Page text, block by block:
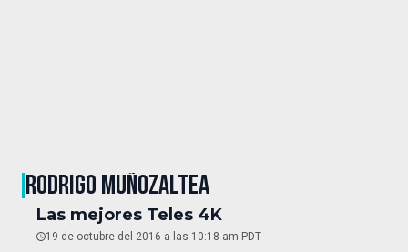
RODRIGO MUÑOZALTEA
Las mejores Teles 4K
19 de octubre del 2016 a las 10:18 am PDT